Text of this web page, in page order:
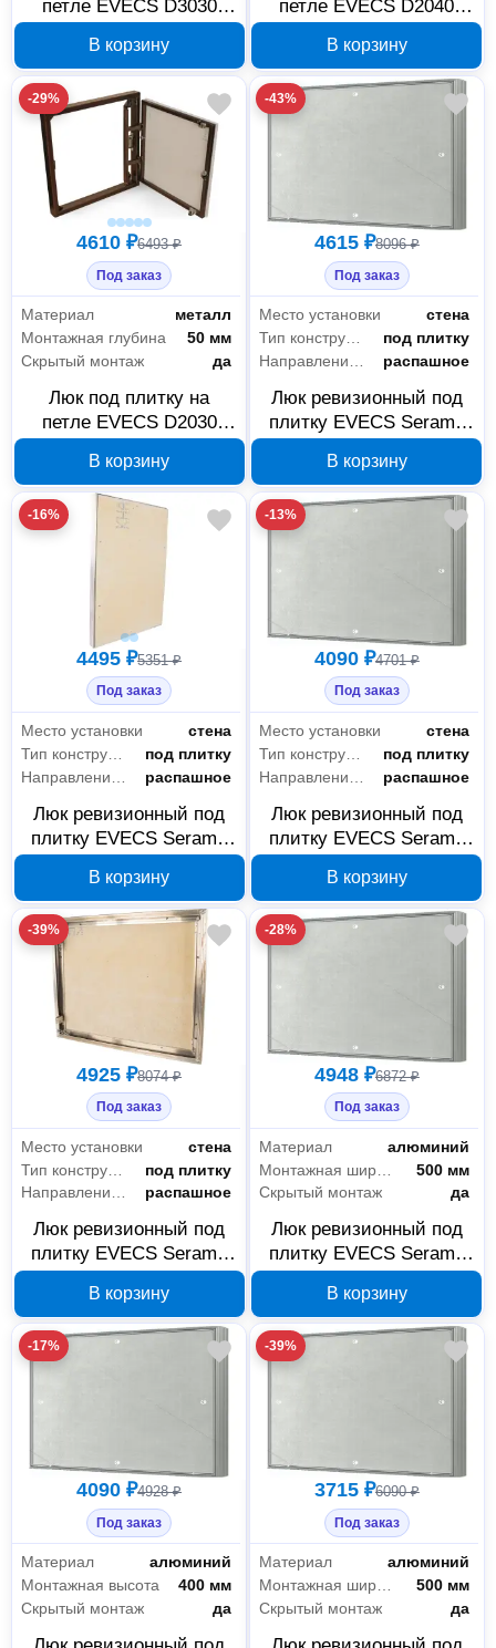
петле EVECS D3030
мм 90-02262
В корзину
петле EVECS D2040
мм 90-02259
В корзину
-29%
4610 ₽6493 ₽
Под заказ
Материал
металл
Монтажная глубина
50 мм
Скрытый монтаж
да
Люк под плитку на
петле EVECS D2030
мм 90-02258
В корзину
-43%
4615 ₽8096 ₽
Под заказ
Место установки
стена
Тип конструкции
под плитку
распашное
Люк ревизионный под
плитку EVECS Seramo
157
В корзину
-16%
4495 ₽5351 ₽
Под заказ
Место установки
стена
под плитку
распашное
Люк ревизионный под
плитку EVECS Seramo
156
В корзину
-13%
4090 ₽4701 ₽
Под заказ
Место установки
стена
Тип конструкции
под плитку
распашное
Люк ревизионный под
плитку EVECS Seramo
155
В корзину
-39%
4925 ₽8074 ₽
Под заказ
Место установки
стена
под плитку
Направление открывания
распашное
Люк ревизионный под
плитку EVECS Seramo
154
В корзину
-28%
4948 ₽6872 ₽
Под заказ
Материал
алюминий
Монтажная ширина
500 мм
Скрытый монтаж
да
Люк ревизионный под
плитку EVECS Seramo
153
В корзину
-17%
4090 ₽4928 ₽
Под заказ
Материал
алюминий
Монтажная высота
400 мм
Скрытый монтаж
да
-39%
3715 ₽6090 ₽
Под заказ
Материал
алюминий
Монтажная ширина
500 мм
Скрытый монтаж
да